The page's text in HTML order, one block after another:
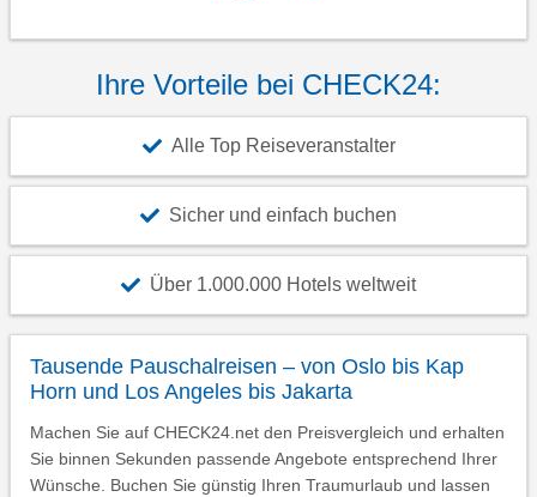
Ihre Vorteile bei CHECK24:
Alle Top Reiseveranstalter
Sicher und einfach buchen
Über 1.000.000 Hotels weltweit
Tausende Pauschalreisen – von Oslo bis Kap
Horn und Los Angeles bis Jakarta
Machen Sie auf CHECK24.net den Preisvergleich und erhalten
Sie binnen Sekunden passende Angebote entsprechend Ihrer
Wünsche. Buchen Sie günstig Ihren Traumurlaub und lassen